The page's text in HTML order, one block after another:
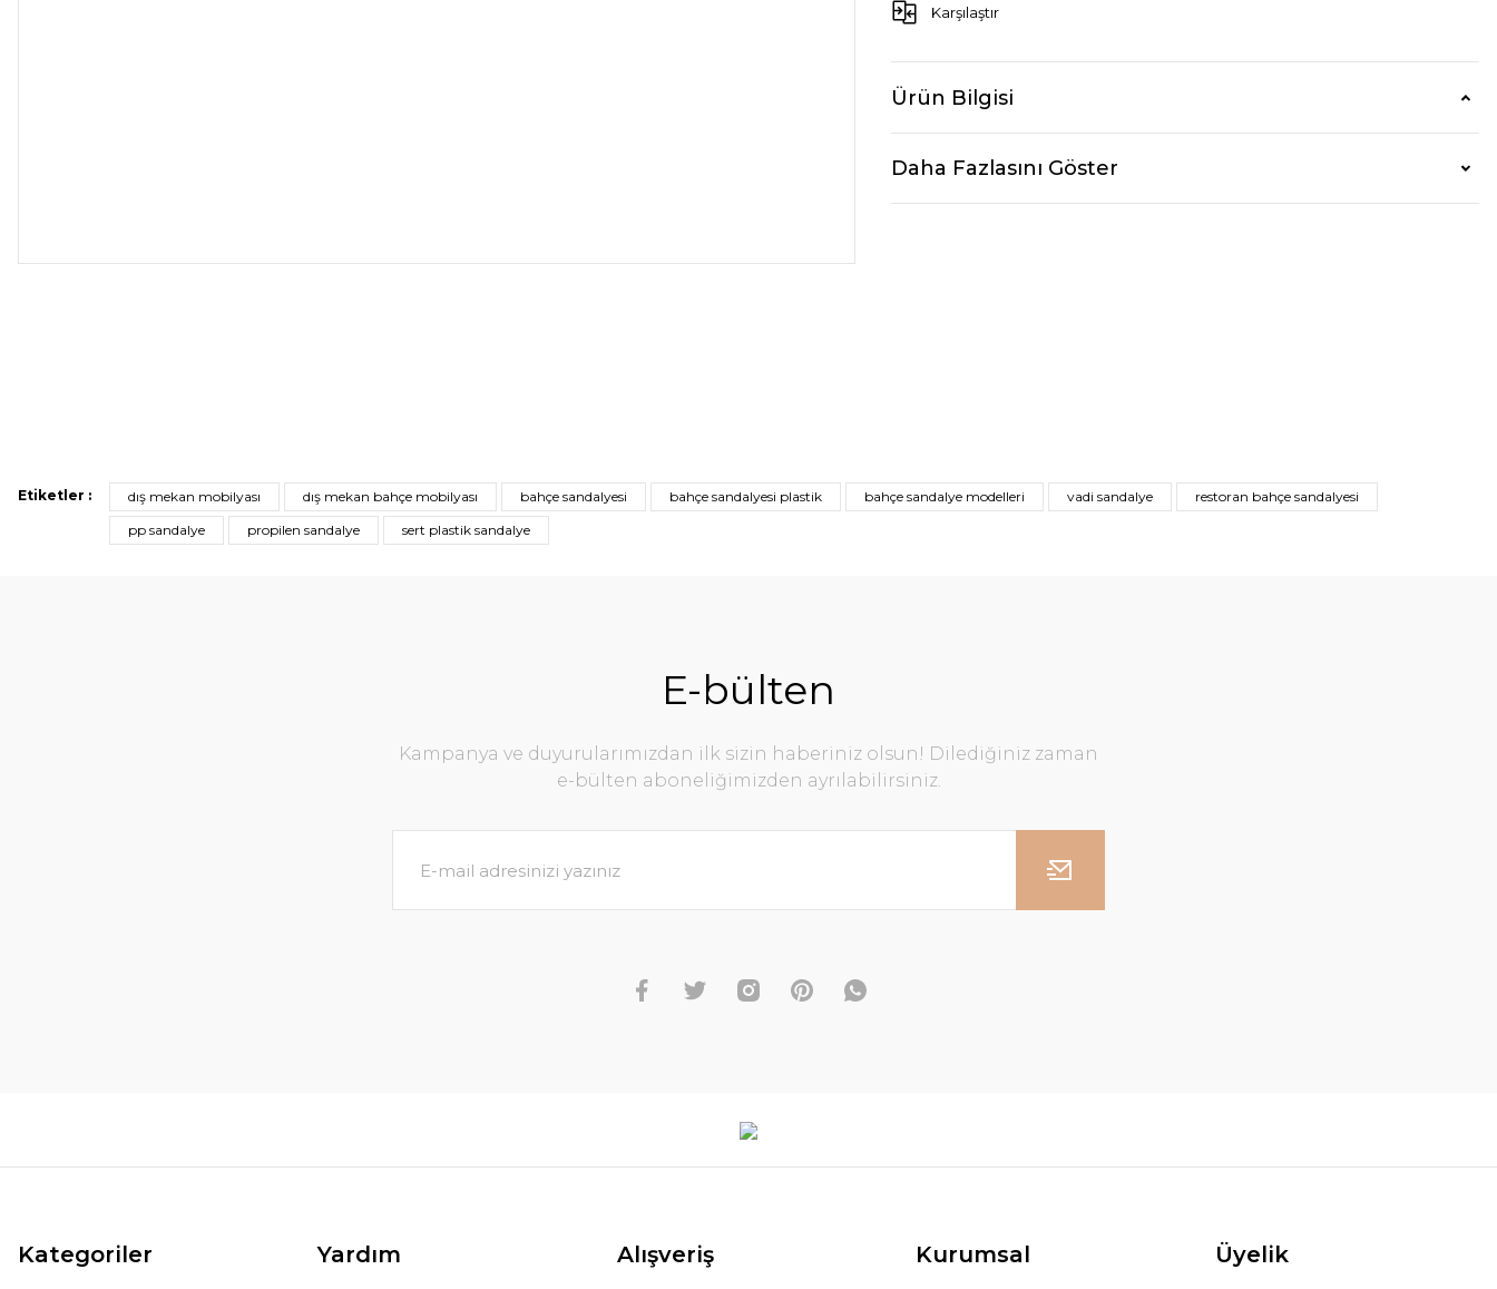
Karşılaştır
Ürün Bilgisi
Daha Fazlasını Göster
Etiketler : dış mekan mobilyası dış mekan bahçe mobilyası bahçe sandalyesi bahçe sandalyesi plastik bahçe sandalye modelleri vadi sandalye
restoran bahçe sandalyesi
pp sandalye
propilen sandalye sert plastik sandalye
E-bülten
Kampanya ve duyurularımızdan ilk sizin haberiniz olsun! Dilediğiniz zaman
e-bülten aboneliğimizden ayrılabilirsiniz.
Kategoriler Yardım Alışveriş Kurumsal Üyelik